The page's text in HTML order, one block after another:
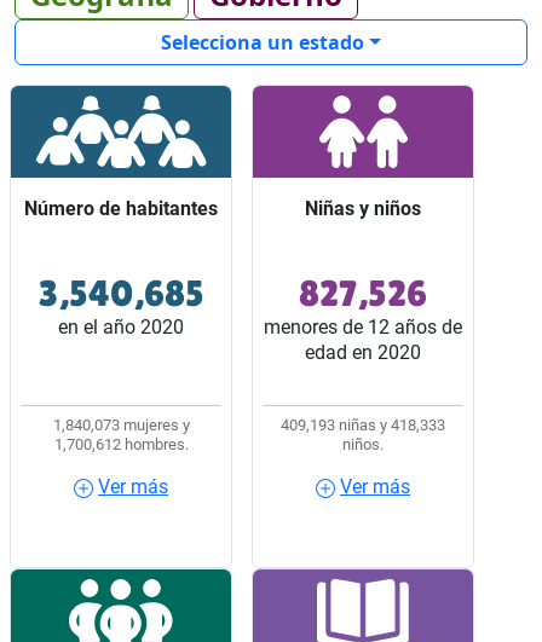
Selecciona un estado
Número de habitantes
3,540,685
en el año 2020
1,840,073 mujeres y
1,700,612 hombres.
Ver más
Número de habitantes
Ocupó el lugar 13 entre
los 32 estados del país.
Ver más
Niñas y niños
827,526
menores de 12 años de
edad en 2020
409,193 niñas y 418,333
niños.
Ver más
Niñas y niños
Representaron 2 de
cada 10 habitantes del
estado.
Ver más